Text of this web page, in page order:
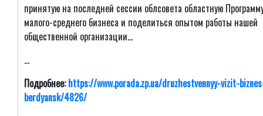
принятую на последней сессии облсовета областную
малого-среднего бизнеса и поделиться опытом работы нашей
общественной организации...
...
Подробнее:https://www.porada.zp.ua/druzhestvennyy-vizit-
berdyansk/4826/